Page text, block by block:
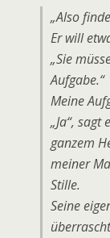
„Also
Er will
„Sie
Aufgabe.“
Meine
„Ja“, sagt
ganzem
meiner
Stille.
Seine